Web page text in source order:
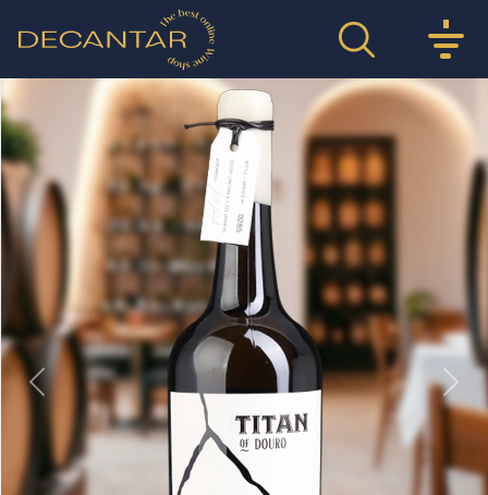
Previous